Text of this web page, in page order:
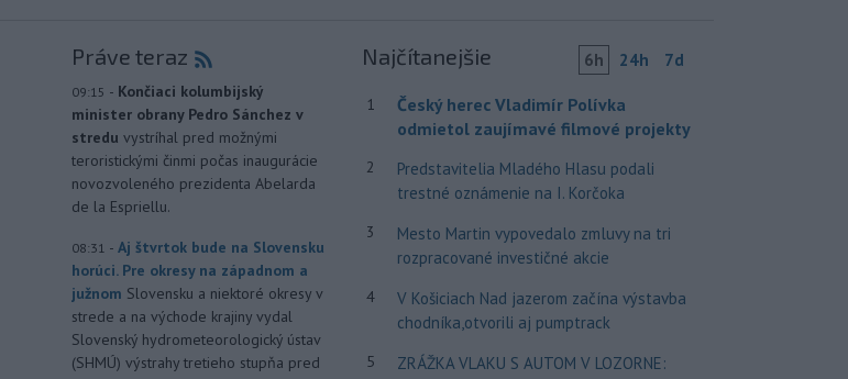
Práve teraz
09:15 - Končiaci kolumbijský
minister obrany Pedro Sánchez v
stredu vystríhal pred možnými
teroristickými činmi počas inaugurácie
novozvoleného prezidenta Abelarda
de la Espriellu.
08:31 - Aj štvrtok bude na Slovensku
horúci. Pre okresy na západnom a
južnom Slovensku a niektoré okresy v
strede a na východe krajiny vydal
Slovenský hydrometeorologický ústav
(SHMÚ) výstrahy tretieho stupňa pred
Najčítanejšie 6h 24h 7d
1
Český herec Vladimír Polívka
odmietol zaujímavé filmové projekty
2
Predstavitelia Mladého Hlasu podali
trestné oznámenie na I. Korčoka
3
Mesto Martin vypovedalo zmluvy na tri
rozpracované investičné akcie
4
V Košiciach Nad jazerom začína výstavba
chodníka,otvorili aj pumptrack
5
ZRÁŽKA VLAKU S AUTOM V LOZORNE: